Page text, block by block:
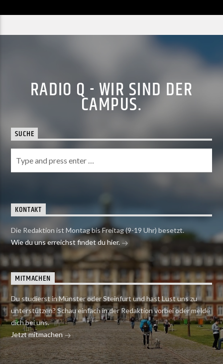
RADIO Q - WIR SIND DER
CAMPUS.
SUCHE
KONTAKT
Die Redaktion ist Montag bis Freitag (9-19 Uhr) besetzt.
Wie du uns erreichst findet du hier.
MITMACHEN
Du studierst in Münster oder Steinfurt und hast Lust uns zu
unterstützen? Schau einfach in der Redaktion vorbei oder melde
dich bei uns.
Jetzt mitmachen